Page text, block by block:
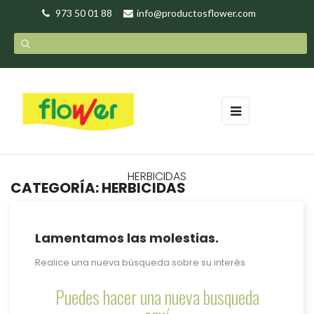
973 50 01 88 info@productosflower.com
Navegación
de
☰
HERBICIDAS
CATEGORÍA: HERBICIDAS
Lamentamos las molestias.
Realice una nueva búsqueda sobre su interés
Puedes hacer una nueva busqueda